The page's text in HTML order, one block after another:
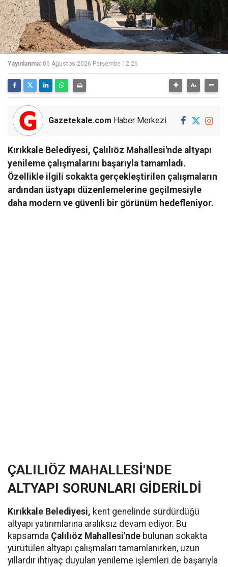
Yayınlanma: 06 Ağustos 2026 Perşembe 12:26
Gazetekale.com Haber Merkezi
Kırıkkale Belediyesi, Çalılıöz Mahallesi'nde altyapı
yenileme çalışmalarını başarıyla tamamladı.
Özellikle ilgili sokakta gerçekleştirilen çalışmaların
ardından üstyapı düzenlemelerine geçilmesiyle
daha modern ve güvenli bir görünüm hedefleniyor.
ÇALILIÖZ MAHALLESİ'NDE
ALTYAPI SORUNLARI GİDERİLDİ
Kırıkkale Belediyesi, kent genelinde sürdürdüğü
altyapı yatırımlarına aralıksız devam ediyor. Bu
kapsamda Çalılıöz Mahallesi'nde bulunan sokakta
yürütülen altyapı çalışmaları tamamlanırken, uzun
yıllardır ihtiyaç duyulan yenileme işlemleri de başarıyla